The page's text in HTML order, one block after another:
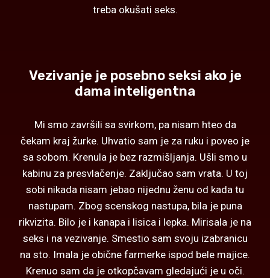
treba okušati seks.
Vezivanje je posebno seksi ako je
dama inteligentna
Mi smo završili sa svirkom, pa nisam hteo da
čekam kraj žurke. Uhvatio sam je za ruku i poveo je
sa sobom. Krenula je bez razmišljanja. Ušli smo u
kabinu za presvlačenje. Zaključao sam vrata. U toj
sobi nikada nisam jebao nijednu ženu od kada tu
nastupam. Zbog scenskog nastupa, bila je puna
rikvizita. Bilo je i kanapa i lisica i lepka. Mirisala je na
seks i na vezivanje. Smestio sam svoju izabranicu
na sto. Imala je obične farmerke ispod bele majice.
Krenuo sam da je otkopčavam gledajući je u oči.